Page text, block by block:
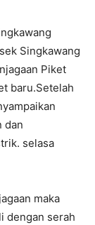
Singkawang
Piket
baru.Setelah
dan
selasa
maka
dengan serah